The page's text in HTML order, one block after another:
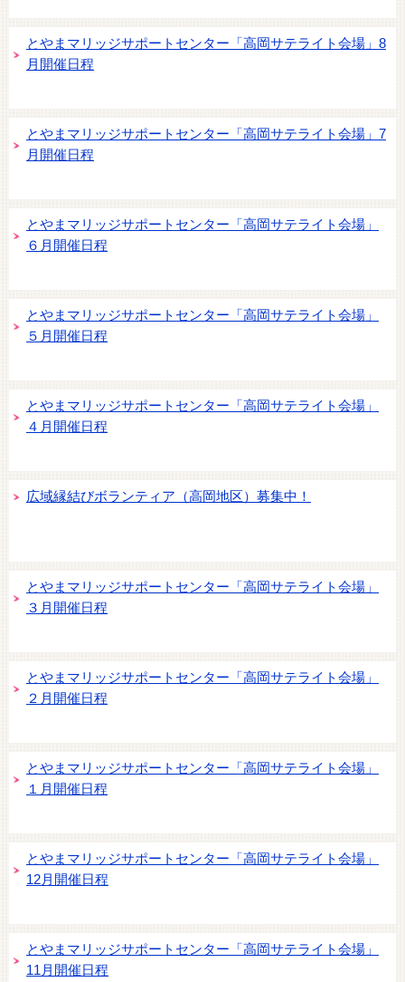
とやまマリッジサポートセンター「高岡サテライト会場」8
月開催日程
とやまマリッジサポートセンター「高岡サテライト会場」7
月開催日程
とやまマリッジサポートセンター「高岡サテライト会場」
６月開催日程
とやまマリッジサポートセンター「高岡サテライト会場」
５月開催日程
とやまマリッジサポートセンター「高岡サテライト会場」
４月開催日程
広域縁結びボランティア（高岡地区）募集中！
とやまマリッジサポートセンター「高岡サテライト会場」
３月開催日程
とやまマリッジサポートセンター「高岡サテライト会場」
２月開催日程
とやまマリッジサポートセンター「高岡サテライト会場」
１月開催日程
とやまマリッジサポートセンター「高岡サテライト会場」
12月開催日程
とやまマリッジサポートセンター「高岡サテライト会場」
11月開催日程